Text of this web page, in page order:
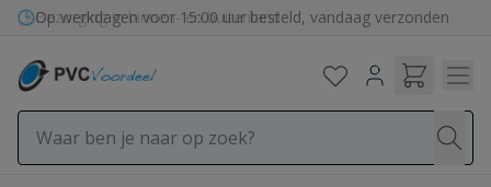
Ga naar de inhoud
Bezorging in binnen- en buitenland